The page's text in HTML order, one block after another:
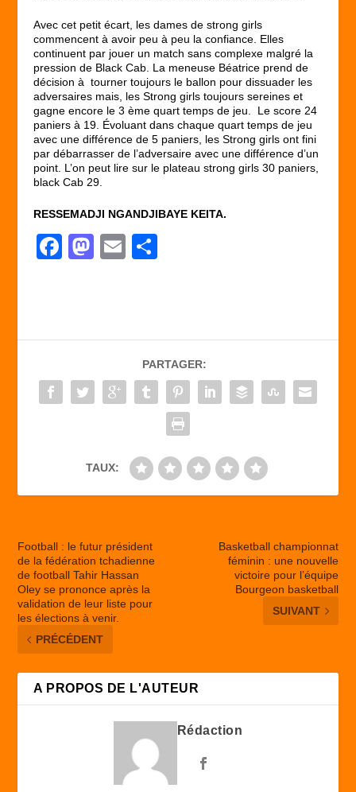
Avec cet petit écart, les dames de strong girls
commencent à avoir peu à peu la confiance. Elles
continuent par jouer un match sans complexe malgré la
pression de Black Cab. La meneuse Béatrice prend de
décision à tourner toujours le ballon pour dissuader les
adversaires mais, les Strong girls toujours sereines et
gagne encore le 3 ème quart temps de jeu. Le score 24
paniers à 19. Évoluant dans chaque quart temps de jeu
avec une différence de 5 paniers, les Strong girls ont fini
par débarrasser de l’adversaire avec une différence d’un
point. L’on peut lire sur le plateau strong girls 30 paniers,
black Cab 29.
RESSEMADJI NGANDJIBAYE KEITA.
F
b
o
o
M
d
o
n
E
er
PARTAGER:
TAUX:
Football : le futur président
de la fédération tchadienne
de football Tahir Hassan
Oley se prononce après la
validation de leur liste pour
les élections à venir.
PRÉCÉDENT
Basketball championnat
féminin : une nouvelle
victoire pour l’équipe
Bourgeon basketball
SUIVANT
A PROPOS DE L'AUTEUR
Rédaction